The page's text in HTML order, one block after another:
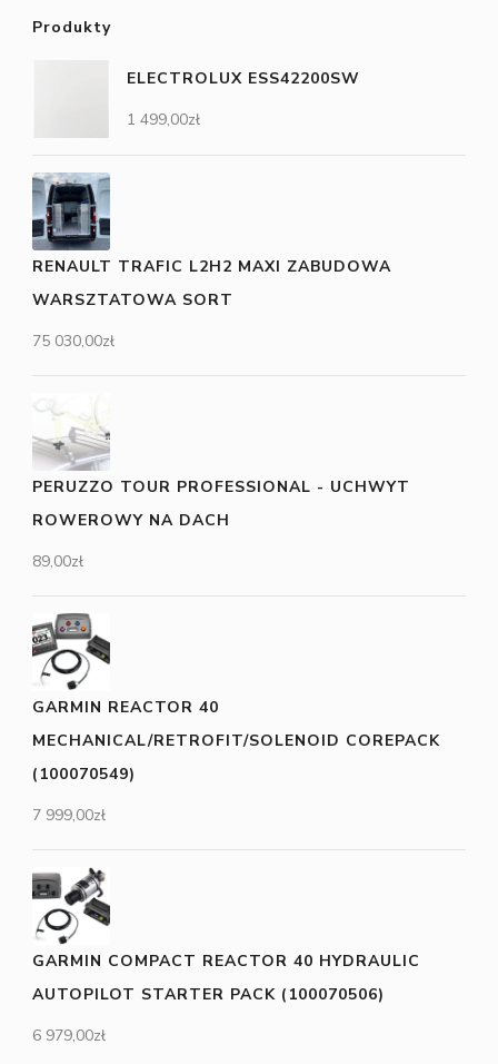
Produkty
ELECTROLUX ESS42200SW
1 499,00zł
RENAULT TRAFIC L2H2 MAXI ZABUDOWA
WARSZTATOWA SORT
75 030,00zł
PERUZZO TOUR PROFESSIONAL - UCHWYT
ROWEROWY NA DACH
89,00zł
GARMIN REACTOR 40
MECHANICAL/RETROFIT/SOLENOID COREPACK
(100070549)
7 999,00zł
GARMIN COMPACT REACTOR 40 HYDRAULIC
AUTOPILOT STARTER PACK (100070506)
6 979,00zł